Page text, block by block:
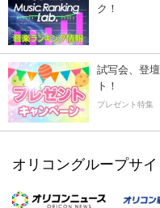
ク！
試写会、登
ト！
プレゼント特集
オリコングループサイ